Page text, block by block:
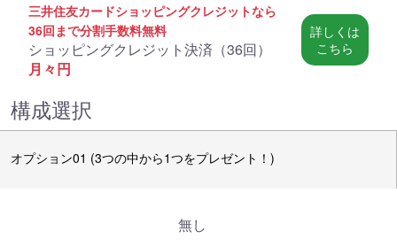
三井住友カードショッピングクレジットなら
36回まで分割手数料無料
ショッピングクレジット決済（36回）
月々円
詳しくは
こちら
構成選択
オプション01 (3つの中から1つをプレゼント！)
無し